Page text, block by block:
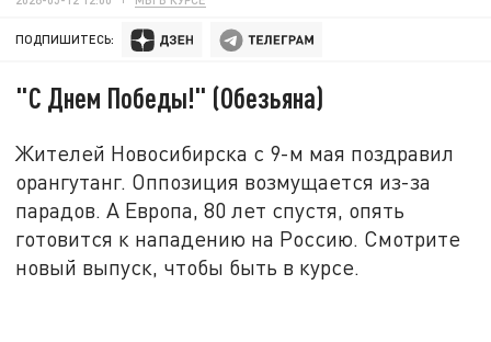
ПОДПИШИТЕСЬ:
"С Днем Победы!" (Обезьяна)
Жителей Новосибирска с 9-м мая поздравил
орангутанг. Оппозиция возмущается из-за
парадов. А Европа, 80 лет спустя, опять
готовится к нападению на Россию. Смотрите
новый выпуск, чтобы быть в курсе.